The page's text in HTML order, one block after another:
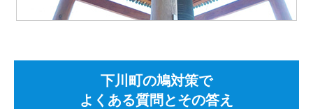
下川町の鳩対策で
よくある質問とその答え